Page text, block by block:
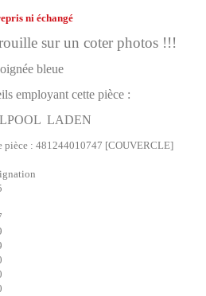
ni échangé
sur un coter photos !!!
bleue
employant cette pièce :
LADEN
pièce : 481244010747 [COUVERCLE]